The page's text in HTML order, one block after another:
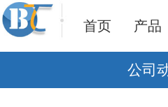
首页 产品
公司